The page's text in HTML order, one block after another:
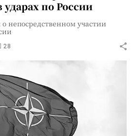
по России
непосредственном участии
28